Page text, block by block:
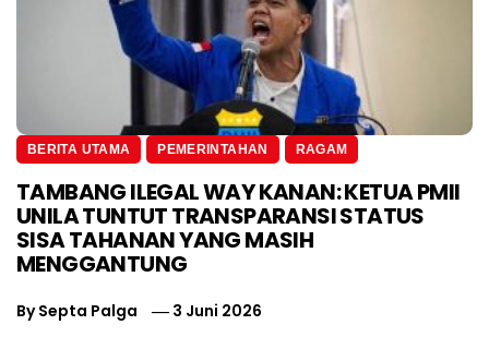
BERITA UTAMA PEMERINTAHAN RAGAM
TAMBANG ILEGAL WAY KANAN: KETUA PMII
UNILA TUNTUT TRANSPARANSI STATUS
SISA TAHANAN YANG MASIH
MENGGANTUNG
BySepta Palga 3 Juni 2026